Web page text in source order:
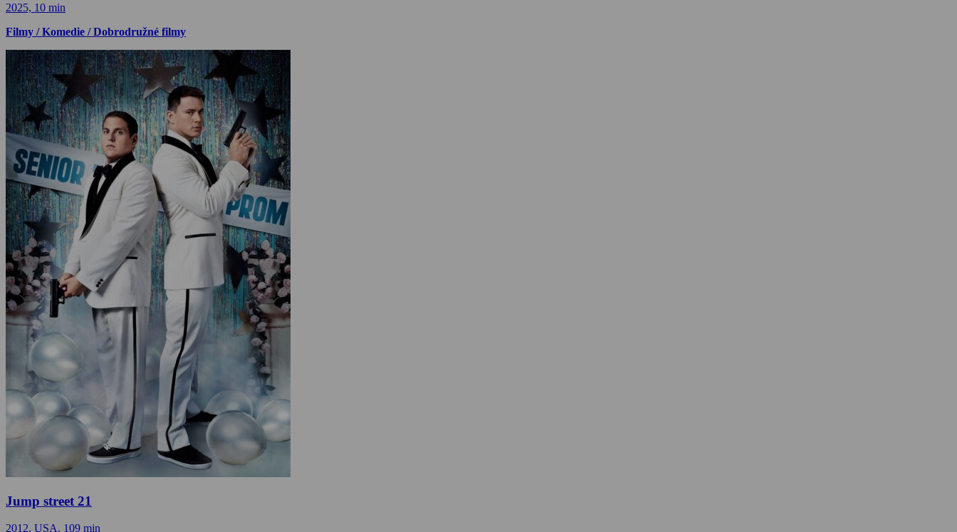
2025, 10 min
Filmy / Komedie / Dobrodružné filmy
Jump street 21
2012, USA, 109 min